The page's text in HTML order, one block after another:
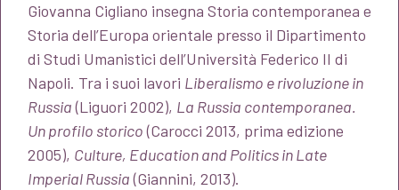
Giovanna Cigliano insegna Storia contemporanea e
Storia dell’Europa orientale presso il Dipartimento
di Studi Umanistici dell’Università Federico II di
Napoli. Tra i suoi lavori Liberalismo e rivoluzione in
Russia(Liguori 2002), La Russia contemporanea.
Un profilo storico(Carocci 2013, prima edizione
2005), Culture, Education and Politics in Late
Imperial Russia(Giannini, 2013).